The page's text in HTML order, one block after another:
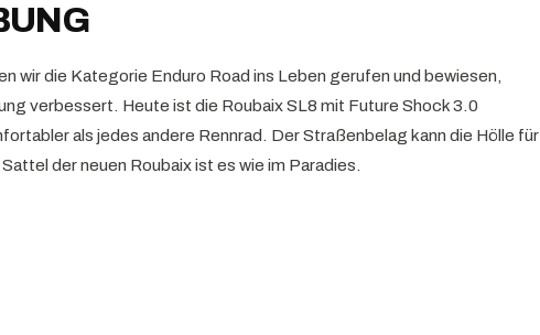
wir die Kategorie Enduro Road ins Leben gerufen und bewiesen,
verbessert. Heute ist die Roubaix SL8 mit Future Shock 3.0
als jedes andere Rennrad. Der Straßenbelag kann die Hölle für
der neuen Roubaix ist es wie im Paradies.